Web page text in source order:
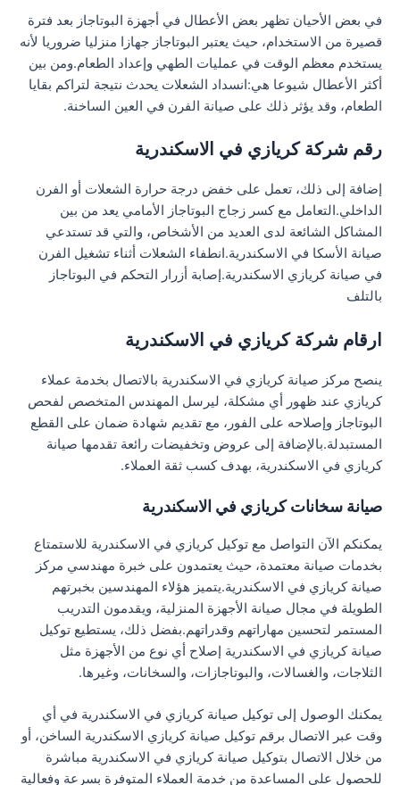
في بعض الأحيان تظهر بعض الأعطال في أجهزة البوتاجاز بعد فترة
قصيرة من الاستخدام، حيث يعتبر البوتاجاز جهازا منزليا ضروريا لأنه
يستخدم معظم الوقت في عمليات الطهي وإعداد الطعام.ومن بين
أكثر الأعطال شيوعا هي:انسداد الشعلات يحدث نتيجة لتراكم بقايا
الطعام، وقد يؤثر ذلك على صيانة الفرن في العين الساخنة.
رقم شركة كريازي في الاسكندرية
إضافة إلى ذلك، تعمل على خفض درجة حرارة الشعلات أو الفرن
الداخلي.التعامل مع كسر زجاج البوتاجاز الأمامي يعد من بين
المشاكل الشائعة لدى العديد من الأشخاص، والتي قد تستدعي
صيانة الأسكا في الاسكندرية.انطفاء الشعلات أثناء تشغيل الفرن
في صيانة كريازي الاسكندرية.إصابة أزرار التحكم في البوتاجاز
بالتلف
ارقام شركة كريازي في الاسكندرية
ينصح مركز صيانة كريازي في الاسكندرية بالاتصال بخدمة عملاء
كريازي عند ظهور أي مشكلة، ليرسل المهندس المتخصص لفحص
البوتاجاز وإصلاحه على الفور، مع تقديم شهادة ضمان على القطع
المستبدلة.بالإضافة إلى عروض وتخفيضات رائعة تقدمها صيانة
كريازي في الاسكندرية، بهدف كسب ثقة العملاء.
صيانة سخانات كريازي في الاسكندرية
يمكنكم الآن التواصل مع توكيل كريازي في الاسكندرية للاستمتاع
بخدمات صيانة معتمدة، حيث يعتمدون على خبرة مهندسي مركز
صيانة كريازي في الاسكندرية.يتميز هؤلاء المهندسين بخبرتهم
الطويلة في مجال صيانة الأجهزة المنزلية، ويقدمون التدريب
المستمر لتحسين مهاراتهم وقدراتهم.بفضل ذلك، يستطيع توكيل
صيانة كريازي في الاسكندرية إصلاح أي نوع من الأجهزة مثل
الثلاجات، والغسالات، والبوتاجازات، والسخانات، وغيرها.
يمكنك الوصول إلى توكيل صيانة كريازي في الاسكندرية في أي
وقت عبر الاتصال برقم توكيل صيانة كريازي الاسكندرية الساخن، أو
من خلال الاتصال بتوكيل صيانة كريازي في الاسكندرية مباشرة
للحصول على المساعدة من خدمة العملاء المتوفرة بسرعة وفعالية